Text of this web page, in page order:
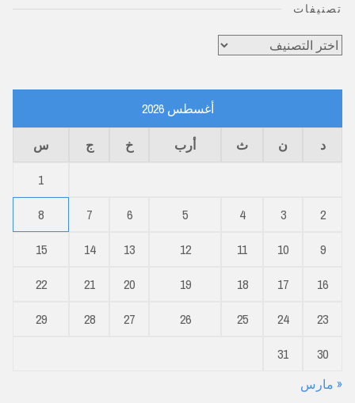
تصنيفات
تصنيفات
أغسطس 2026
د ن ث أرب خ ج
س
1
2
3
4
5
6
7
8
9
10
11
12
13
14
15
16
17
18
19
20
21
22
23
24
25
26
27
28
29
30
31
« مارس